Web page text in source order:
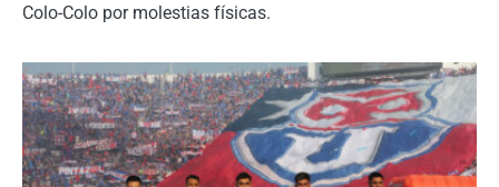
Colo-Colo por molestias físicas.